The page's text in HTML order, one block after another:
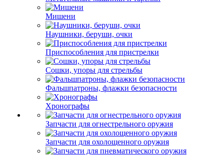
Мишени
Наушники, беруши, очки
Приспособления для пристрелки
Сошки, упоры для стрельбы
Фальшпатроны, флажки безопасности
Хронографы
Запчасти для огнестрельного оружия
Запчасти для охолощенного оружия